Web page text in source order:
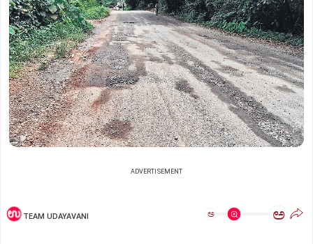
ADVERTISEMENT
TEAM UDAYAVANI ಅ ಅ